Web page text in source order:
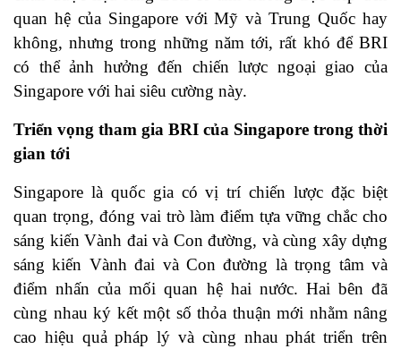
quan hệ của Singapore với Mỹ và Trung Quốc hay
không, nhưng trong những năm tới, rất khó để BRI
có thể ảnh hưởng đến chiến lược ngoại giao của
Singapore với hai siêu cường này.
Triển vọng tham gia BRI của Singapore trong thời
gian tới
Singapore là quốc gia có vị trí chiến lược đặc biệt
quan trọng, đóng vai trò làm điểm tựa vững chắc cho
sáng kiến Vành đai và Con đường, và cùng xây dựng
sáng kiến Vành đai và Con đường là trọng tâm và
điểm nhấn của mối quan hệ hai nước. Hai bên đã
cùng nhau ký kết một số thỏa thuận mới nhằm nâng
cao hiệu quả pháp lý và cùng nhau phát triển trên